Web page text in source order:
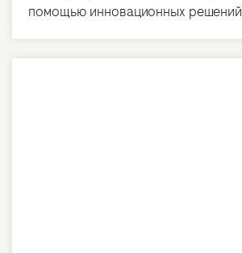
помощью инновационных решений